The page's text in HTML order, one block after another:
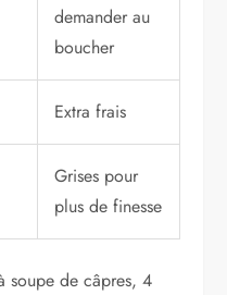
demander au
boucher
Extra frais
Grises pour
plus de finesse
soupe de câpres, 4